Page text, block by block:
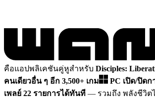
คือแอปพลิเคชันคู่หูสำหรับ Disciples:
คนเดียวอื่น ๆ อีก 3,500+ เกม
PC เปิด/ปิดก
เพลย์ 22 รายการได้ทันที — รวมถึง พลังชีวิต